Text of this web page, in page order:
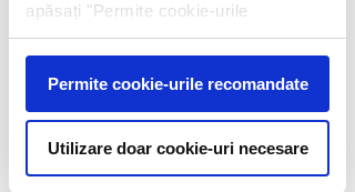
apăsați "Permite cookie-urile
recomandate" sunteți de acord cu
utilizarea modulelor noastre cookie.
Afişare
Permite cookie-urile recomandate
Utilizare doar cookie-uri necesare
cookie| Politica de confidențialitate